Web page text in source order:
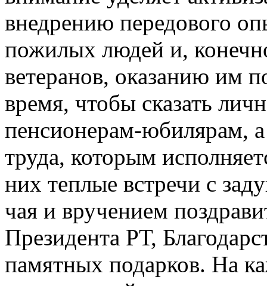
внедрению передового
пожилых людей и,
ветеранов, оказанию им
время, чтобы сказать
пенсионерам-юбилярам,
труда, которым
них теплые встречи с
чая и вручением
Президента РТ,
памятных подарков. На